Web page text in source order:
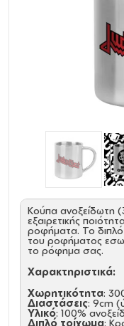
Κούπα ανοξείδωτη
εξαιρετικής
ροφήματα. Το
του ροφήματος
το ρόφημα σας.
Χαρακτηριστικά:
Χωρητικότητα:
Διαστάσεις: 9cm
Υλικό: 100%
Διπλό τοίχωμα: